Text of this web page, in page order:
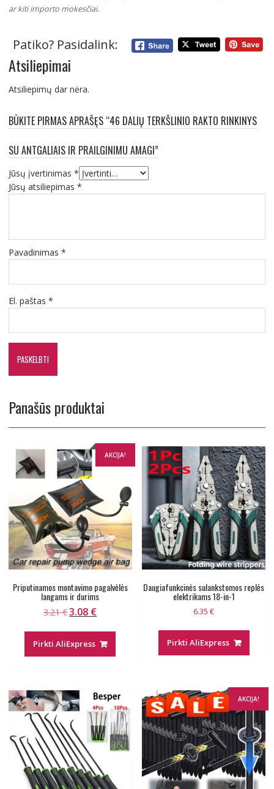
ar kiti importo mokesčiai.
Patiko? Pasidalink:
Atsiliepimai
Atsiliepimų dar nėra.
BŪKITE PIRMAS APRAŠĘS “46 DALIŲ TERKŠLINIO RAKTO RINKINYS
SU ANTGALIAIS IR PRAILGINIMU AMAGI”
Jūsų įvertinimas *
Jūsų atsiliepimas *
Pavadinimas *
El. paštas *
Panašūs produktai
AKCIJA!
Priputinamos montavimo pagalvėlės
langams ir durims
3.21€Original
3.21 €.
3.08 €Current
3.08 €.
Pirkti AliExpress
Daugiafunkcinės sulankstomos replės
elektrikams 18-in-1
6.35€
Pirkti AliExpress
AKCIJA!